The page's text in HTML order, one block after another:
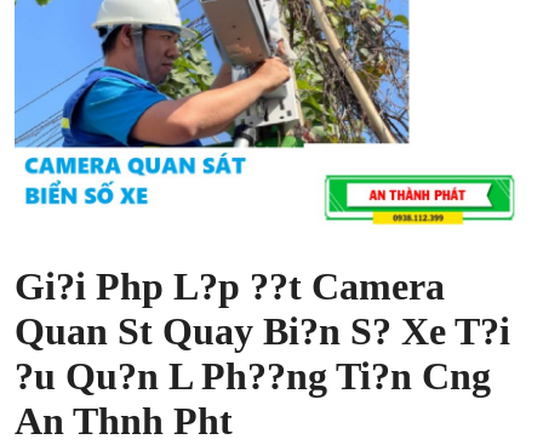
Guest Posting
Crypto
Advertise with US
Business
Real Estate
General
Gi?i Php L?p ??t Camera
Quan St Quay Bi?n S? Xe T?i
?u Qu?n L Ph??ng Ti?n Cng
An Thnh Pht